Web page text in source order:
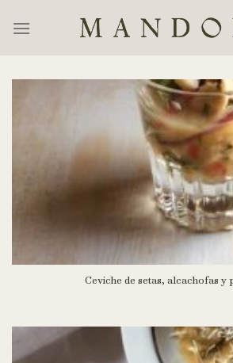
Ceviche de setas, alcachofas y